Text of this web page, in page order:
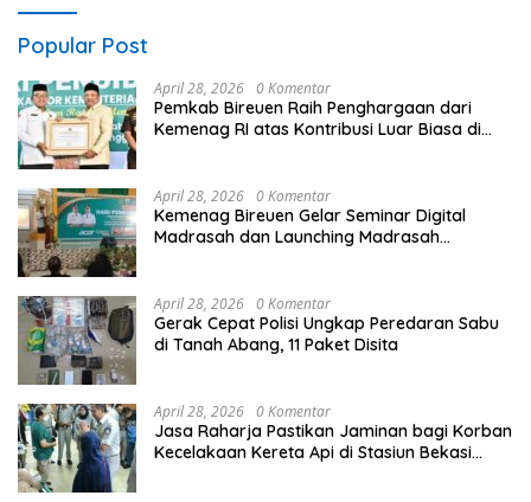
Popular Post
April 28, 2026 0 Komentar
Pemkab Bireuen Raih Penghargaan dari
Kemenag RI atas Kontribusi Luar Biasa di
April 28, 2026 0 Komentar
Kemenag Bireuen Gelar Seminar Digital
Madrasah dan Launching Madrasah
April 28, 2026 0 Komentar
Gerak Cepat Polisi Ungkap Peredaran Sabu
di Tanah Abang, 11 Paket Disita
April 28, 2026 0 Komentar
Jasa Raharja Pastikan Jaminan bagi Korban
Kecelakaan Kereta Api di Stasiun Bekasi